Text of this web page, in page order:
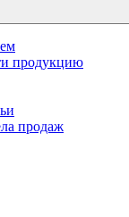
продукцию
продаж